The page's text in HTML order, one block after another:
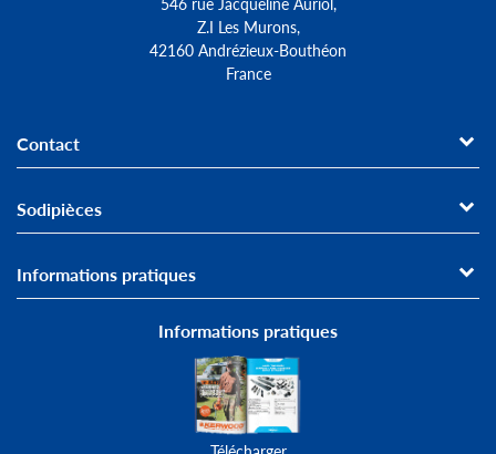
Z.I Les Murons,
42160 Andrézieux-Bouthéon
France
Contact
Sodipièces
Informations pratiques
Informations pratiques